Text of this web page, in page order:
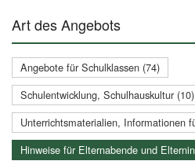
Art des Angebots
Angebote für Schulklassen (74)
Schulentwicklung, Schulhauskultur (10)
Unterrichtsmaterialien, Informationen
Hinweise für Elternabende und